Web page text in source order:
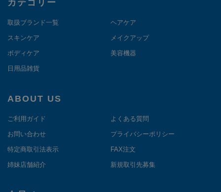
カテゴリー
取扱ブランド一覧 ヘアケア
スキンケア メイクアップ
ボディケア 美容機器
日用品雑貨
ABOUT US
ご利用ガイド よくある質問
お問い合わせ プライバシーポリシー
特定商取引法表示 FAX注文
姉妹店舗紹介 新規取引先募集